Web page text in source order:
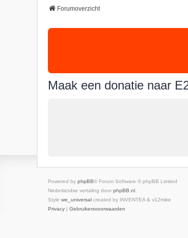
Forumoverzicht
Maak een donatie naar
Powered by phpBB® Forum Software © phpBB Limited
Nederlandse vertaling door phpBB.nl
Style we_universal created by INVENTEA & v12mike
Privacy | Gebruikersvoorwaarden